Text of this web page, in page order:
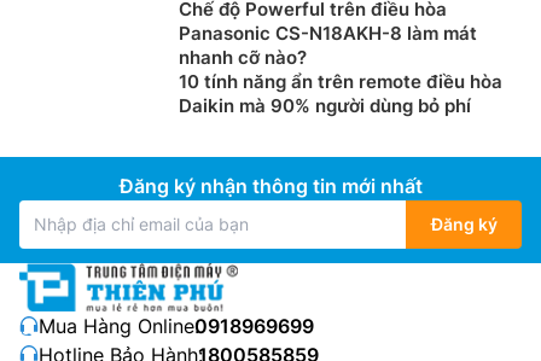
Chế độ Powerful trên điều hòa
Panasonic CS-N18AKH-8 làm mát
nhanh cỡ nào?
10 tính năng ẩn trên remote điều hòa
Daikin mà 90% người dùng bỏ phí
Đăng ký nhận thông tin mới nhất
Đăng ký
Mua Hàng Online:0918969699
Hotline Bảo Hành:1800585859